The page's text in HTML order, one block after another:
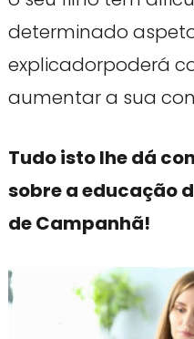
determinado
explicadorpoderá
aumentar a sua
Tudo isto lhe dá
sobre a educação
de Campanhã!